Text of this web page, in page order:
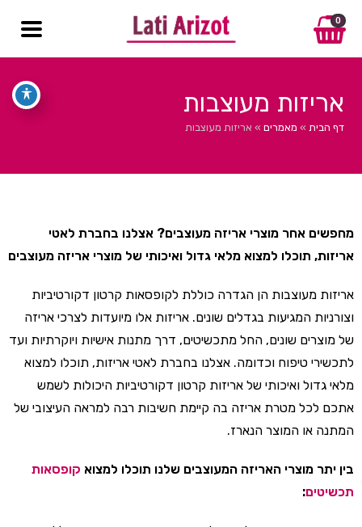
0
אריזות מעוצבות
דף הבית » מאמרים » אריזות מעוצבות
מחפשים אחר מוצרי אריזה מעוצבים? אצלנו בחברת לאטי
אריזות, תוכלו למצוא מלאי גדול ואיכותי של מוצרי אריזה מעוצבים
אריזות מעוצבות הן הגדרה כוללת לקופסאות קרטון דקורטיביות
וצורניות המגיעות בגדלים שונים. אריזות אלו מיועדות לצרכי אריזה
של מוצרים שונים, החל מתכשיטים, דרך מתנות אישיות ויוקרתיות ועד
לתכשירי טיפוח וכדומה. אצלנו בחברת לאטי אריזות, תוכלו למצוא
מלאי גדול ואיכותי של אריזות קרטון דקורטיביות היכולות לשמש
אתכם לכל מטרת אריזה בה קיימת חשיבות רבה למראה העיצובי של
המתנה או המוצר הנארז.
בין יתר מוצרי האריזה המעוצבים שלנו תוכלו למצוא קופסאות
תכשיטים: